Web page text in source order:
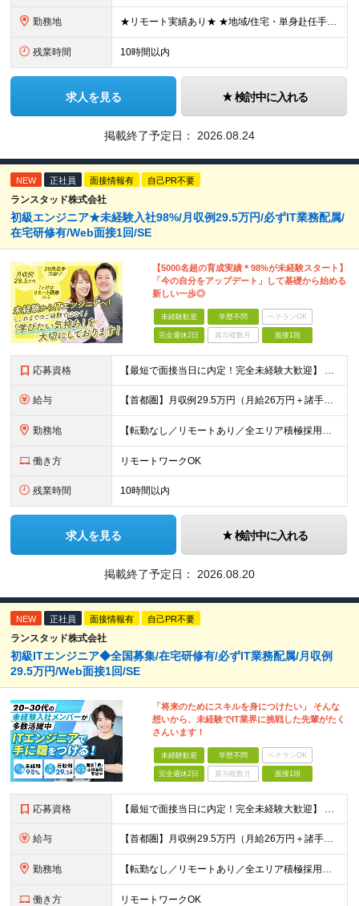
勤務地 ★リモート実績あり★ ★地域/住宅・単身赴任手当などサポートも万全 ★転任費用や寮・社宅制度も完備しています ★勤務地については希望を考慮の上、決定します ★面接地エリアでの就業率92％以上！ 『地
残業時間 10時間以内
求人を見る 検討中に入れる
掲載終了予定日： 2026.08.24
NEW 正社員 面接情報有 自己PR不要
ランスタッド株式会社
初級エンジニア★未経験入社98%/月収例29.5万円/必ずIT業務配属/
在宅研修有/Web面接1回/SE
【5000名超の育成実績＊98%が未経験スタート】
「今の自分をアップデート」して基礎から始める
新しい一歩◎
未経験歓迎 学歴不問 ベテランOK
完全週休2日 賞与複数月 面接1回
応募資格 【最短で面接当日に内定！完全未経験大歓迎】 ・業種／職種未経験歓迎 ・社会人デビュー、第二新卒、既卒者大歓迎 ・学歴不問（文系、理系不問） ・20代～30代、男女問わず活躍中 ・服装、髪色自由 ・明確
給与 【首都圏】月収例29.5万円（月給26万円＋諸手当） 【東海・関西】月収例28.5万円（月給25万円＋諸手当） 【九州】月収例26万円（月給23万円＋諸手当） ※経験・スキル・前職給与を踏まえ、総合
勤務地 【転勤なし／リモートあり／全エリア積極採用】 ・大手企業のプロジェクト中心 ・勤務エリアや配属先は希望を考慮 ・研修はリモートメインで実施 ・UIターン歓迎 ＜主なエリア＞ ■首都圏…東京・神奈川・
働き方 リモートワークOK
残業時間 10時間以内
求人を見る 検討中に入れる
掲載終了予定日： 2026.08.20
NEW 正社員 面接情報有 自己PR不要
ランスタッド株式会社
初級ITエンジニア◆全国募集/在宅研修有/必ずIT業務配属/月収例
29.5万円/Web面接1回/SE
「将来のためにスキルを身につけたい」 そんな
想いから、未経験でIT業界に挑戦した先輩がたく
さんいます！
未経験歓迎 学歴不問 ベテランOK
完全週休2日 賞与複数月 面接1回
応募資格 【最短で面接当日に内定！完全未経験大歓迎】 ・業種／職種未経験歓迎 ・社会人デビュー、第二新卒、既卒者大歓迎 ・学歴不問（文系、理系不問） ・20代～30代、男女問わず活躍中 ・服装、髪色自由 ・明確
給与 【首都圏】月収例29.5万円（月給26万円＋諸手当） 【東海・関西】月収例28.5万円（月給25万円＋諸手当） 【九州】月収例26万円（月給23万円＋諸手当） ※経験・スキル・前職給与を踏まえ、総合
勤務地 【転勤なし／リモートあり／全エリア積極採用中】 ・大手企業のプロジェクトが中心 ・勤務エリアは希望を考慮し決定 ・研修はリモートメインで実施します ・U&Iターンの方も大歓迎◎ ＜主なエリア＞ ■首
働き方 リモートワークOK